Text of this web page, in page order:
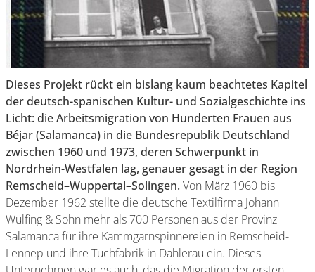
Dieses Projekt rückt ein bislang kaum beachtetes Kapitel
der deutsch-spanischen Kultur- und Sozialgeschichte ins
Licht: die Arbeitsmigration von Hunderten Frauen aus
Béjar (Salamanca) in die Bundesrepublik Deutschland
zwischen 1960 und 1973, deren Schwerpunkt in
Nordrhein-Westfalen lag, genauer gesagt in der Region
Remscheid–Wuppertal–Solingen. Von März 1960 bis
Dezember 1962 stellte die deutsche Textilfirma Johann
Wülfing & Sohn mehr als 700 Personen aus der Provinz
Salamanca für ihre Kammgarnspinnereien in Remscheid-
Lennep und ihre Tuchfabrik in Dahlerau ein. Dieses